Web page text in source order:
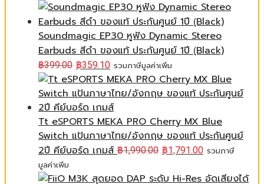
Soundmagic EP30 หูฟัง Dynamic Stereo
Earbuds สีดำ ของแท้ ประกันศูนย์ 1ปี (ฺBlack)
฿399.00 ฿359.10 รวมภาษีมูลค่าเพิ่ม
Tt eSPORTS MEKA PRO Cherry MX Blue
Switch แป้นภาษาไทย/อังกฤษ ของแท้ ประกันศูนย์
2ปี คีย์บอร์ด เกมส์ ฿1,990.00 ฿1,791.00 รวมภาษี
มูลค่าเพิ่ม